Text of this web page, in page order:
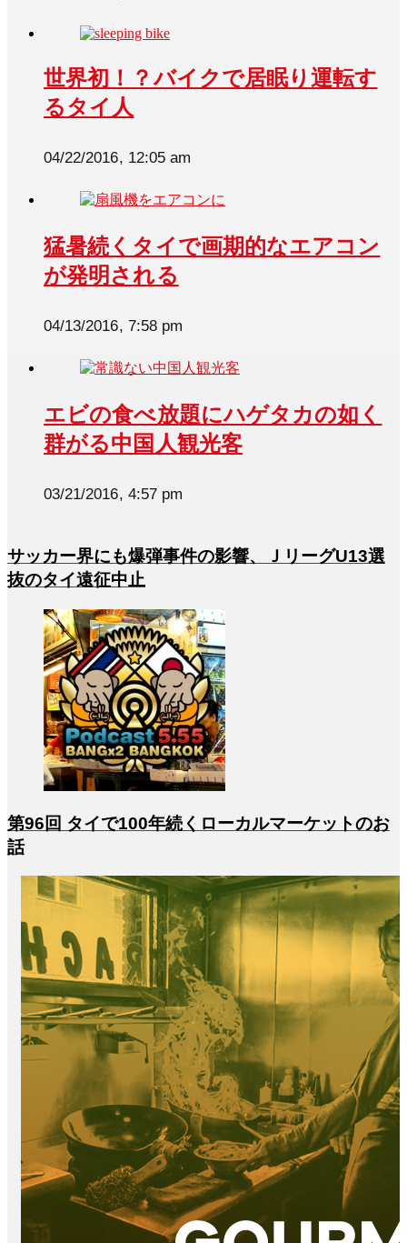
世界初！？バイクで居眠り運転す
るタイ人
04/22/2016, 12:05 am
猛暑続くタイで画期的なエアコン
が発明される
04/13/2016, 7:58 pm
エビの食べ放題にハゲタカの如く
群がる中国人観光客
03/21/2016, 4:57 pm
サッカー界にも爆弾事件の影響、ＪリーグU13選
抜のタイ遠征中止
第96回 タイで100年続くローカルマーケットのお
話